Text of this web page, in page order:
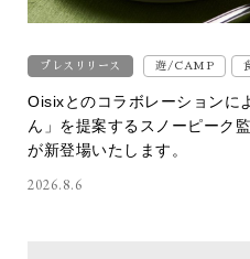
プレスリリース 遊/CAMP
Oisixとのコラボレーションに
ん」を提案するスノーピーク
が新登場いたします。
2026.8.6